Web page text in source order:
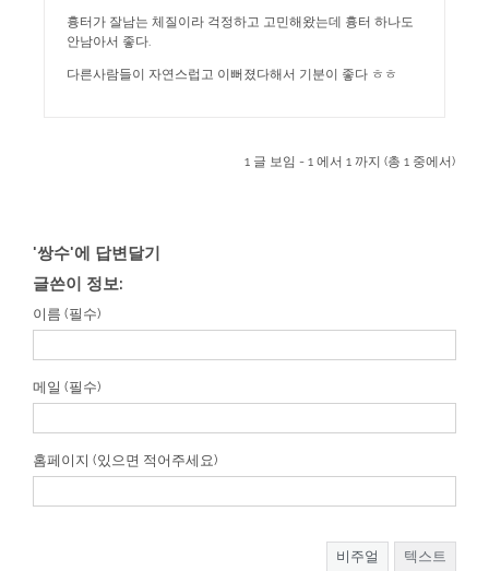
흉터가 잘남는 체질이라 걱정하고 고민해왔는데 흉터 하나도
안남아서 좋다.
다른사람들이 자연스럽고 이뻐졌다해서 기분이 좋다 ㅎㅎ
1 글 보임 - 1 에서 1 까지 (총 1 중에서)
'쌍수'에 답변달기
글쓴이 정보:
이름 (필수)
메일 (필수)
홈페이지 (있으면 적어주세요)
비주얼 텍스트